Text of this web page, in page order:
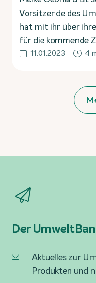
Vorsitzende des
hat mit ihr über
für die kommende
11.01.2023 4
Der
Aktuelles zur
Produkten und